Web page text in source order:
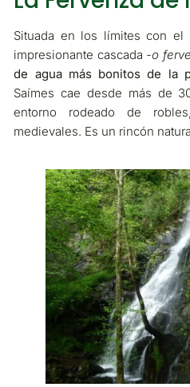
Situada en los límites con el
impresionante cascada -o
de agua más bonitos de la
Saímes cae desde más de
entorno rodeado de
medievales. Es un rincón